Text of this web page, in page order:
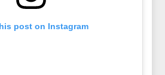
post on Instagram